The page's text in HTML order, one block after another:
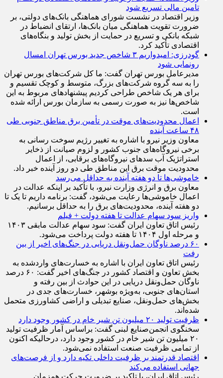
تامین مالی تسریع شود
وزیر اقتصاد در نشست شورای هماهنگی بانک‌های دولتی، بر
ضرورت تقویت هماهنگی میان بانک‌ها، ارتقای انضباط در
شبکه بانکی و تسریع در حمایت از بخش تولید و بنگاه‌های
اقتصادی تأکید کرد.
گودرزی: امیدواریم ۳ شاخص جدید بورس تهران امسال
رونمایی شود
مدیرعامل بورس تهران گفت: ما کل شرکت‌های بورس تهران
را به سه گروه شرکت‌های بزرگ، متوسط و کوچک تقسیم و
برای هر یک شاخص طراحی کردیم پیشنهاد‌های مربوط به این
شاخص‌ها نیز به صورت رسمی به سازمان بورس ارائه شده
است.
اعمال محدودیت‌های موقت در تأمین برق مناطق جنوبی طی
۴۸ ساعت آینده
معاون وزیر نیرو با اشاره به تغییر رژیم سوخت رسانی به
برخی نیروگاه‌های جنوب کشور و لزوم صیانت از ذخایر
استراتژیک آب سد‌های نیروگاه‌های برقابی، از اعمال
محدودیت‌ موقت برق این مناطق طی دو روز آینده خبر داد.
خاموشی‌ها تا دو هفته آینده به حداقل می‌رسد
معاون برق و انرژی وزارت نیرو، با تأکید بر اینکه عدالت در
اعمال خاموشی‌ها رعایت می‌شود، گفت: برنامه داریم تا یک تا
دو هفته آینده، محدودیت‌های برق را به حداقل برسانیم.
واریز سود سهام عدالت تا هفته دولت + فیلم
رئیس اتاق تعاون ایران گفت: سود سهام عدالت مابقی ۱۴۰۳
و مرحله اول ۱۴۰۴ تا هفته دولت پرداخت می‌شود.
۶۰ درصد ناوگان حمل‌ونقل دریایی در جنگ‌های اخیر از بین
رفت
رئیس اتاق تعاون ایران با اشاره به خسارت‌های واردشده به
بخش تعاون و اقتصاد کشور در جنگ‌های اخیر گفت: ۶۰ درصد
ناوگان حمل‌ونقل دریایی در این حوادث از بین رفته و
استان‌های جنوبی، به‌ویژه بوشهر، خسارت‌های جدی در
بخش‌های حمل‌ونقل، صنایع تبدیلی و اراضی کشاورزی متحمل
شده‌اند.
ظرفیت تولید ۲۰ میلیون تن شیر خام در کشور وجود دارد
سخنگوی انجمن‌صنایع لبنی گفت: براساس آمار ظرفیت تولید
۲۰ میلیون تن شیر خام در کشور وجود دارد، درحالیکه اکنون
از تمامی ظرفیت صنعت استفاده نمی‌شود.
اقتصاد قدرتمند بر ظرفیت داخلی تکیه دارد و از فرصت‌های
جهانی استفاده می‌کند